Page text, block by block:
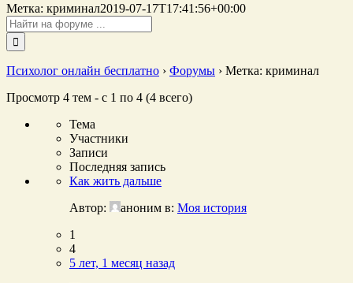
Метка: криминал2019-07-17T17:41:56+00:00
Поиск:
Психолог онлайн бесплатно › Форумы › Метка: криминал
Просмотр 4 тем - с 1 по 4 (4 всего)
Тема
Участники
Записи
Последняя запись
Как жить дальше
Автор:
аноним в: Моя история
1
4
5 лет, 1 месяц назад